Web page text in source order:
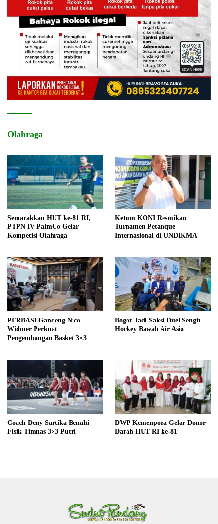
Olahraga
Semarakkan HUT ke-81 RI,
PTPN IV PalmCo Gelar
Kompetisi Olahraga
Ketum KONI Resmikan
Turnamen Petanque
Internasional di UNDIKMA
PERBASI Gandeng Nico
Widmer Perkuat
Pengembangan Basket 3×3
Bogor Jadi Saksi Duel Sengit
Hockey Bawah Air Asia
Coach Deny Sartika Benahi
Fisik Timnas 3×3 Putri
DWP Kemenpora Gelar Donor
Darah HUT RI ke-81